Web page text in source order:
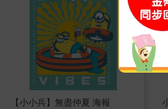
【小小兵】無盡仲夏 海報